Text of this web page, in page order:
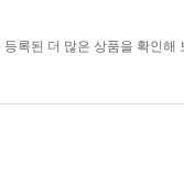
록된 더 많은 상품을 확인해